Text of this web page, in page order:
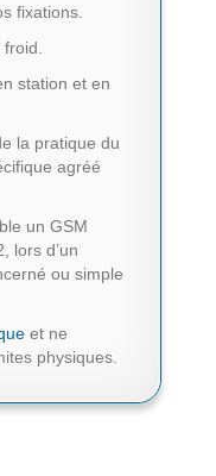
fixations.
station et en
la pratique du
agréé
un GSM
lors d’un
ou simple
et ne
physiques.